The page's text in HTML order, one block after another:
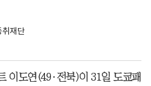
취재단
이도연(49·전북)이 31일 도쿄패